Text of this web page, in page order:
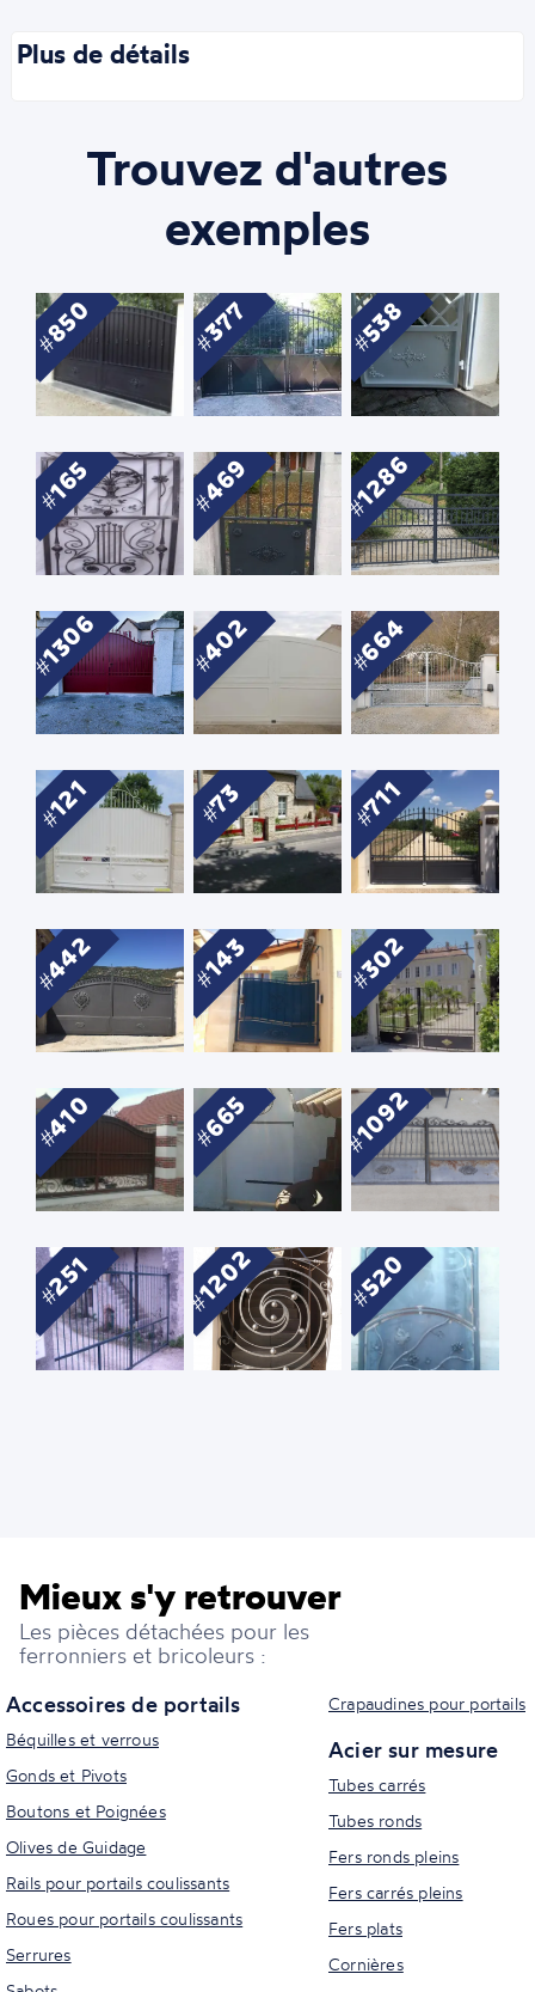
Plus de détails
Trouvez d'autres
exemples
850 377 538
165 469 1286
1306 402 664
121 73 711
442 143 302
410 665 1092
251 1202 520
Mieux s'y retrouver
Les pièces détachées pour les
ferronniers et bricoleurs :
Accessoires de portails
Béquilles et verrous
Gonds et Pivots
Boutons et Poignées
Olives de Guidage
Rails pour portails coulissants
Roues pour portails coulissants
Serrures
Crapaudines pour portails
Acier sur mesure
Tubes carrés
Tubes ronds
Fers ronds pleins
Fers carrés pleins
Fers plats
Cornières